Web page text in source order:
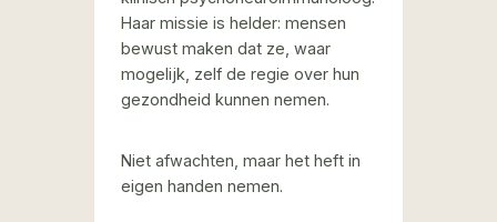
Haar missie is helder: mensen
bewust maken dat ze, waar
mogelijk, zelf de regie over hun
gezondheid kunnen nemen.
Niet afwachten, maar het heft in
eigen handen nemen.